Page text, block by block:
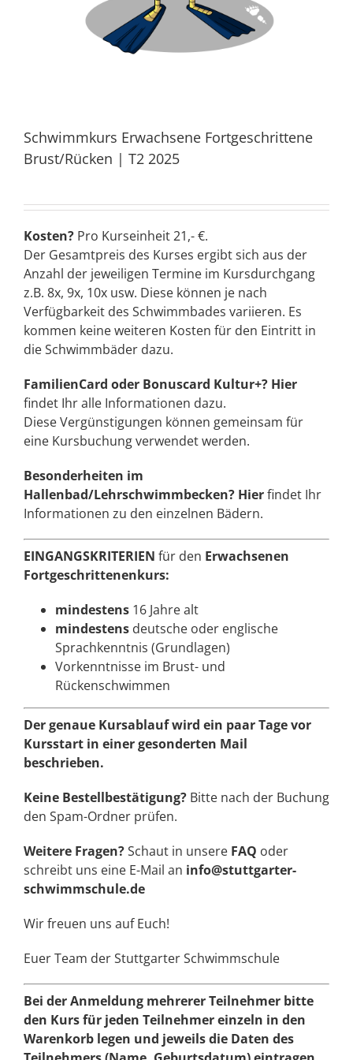
Schwimmkurs Erwachsene Fortgeschrittene
Brust/Rücken | T2 2025
Kosten? Pro Kurseinheit 21,- €.
Der Gesamtpreis des Kurses ergibt sich aus der
Anzahl der jeweiligen Termine im Kursdurchgang
z.B. 8x, 9x, 10x usw. Diese können je nach
Verfügbarkeit des Schwimmbades variieren. Es
kommen keine weiteren Kosten für den Eintritt in
die Schwimmbäder dazu.
FamilienCard oder Bonuscard Kultur+? Hier
findet Ihr alle Informationen dazu.
Diese Vergünstigungen können gemeinsam für
eine Kursbuchung verwendet werden.
Besonderheiten im
Hallenbad/Lehrschwimmbecken? Hierfindet Ihr
Informationen zu den einzelnen Bädern.
EINGANGSKRITERIEN für den Erwachsenen
Fortgeschrittenenkurs:
mindestens 16 Jahre alt
mindestens deutsche oder englische
Sprachkenntnis (Grundlagen)
Vorkenntnisse im Brust- und
Rückenschwimmen
Der genaue Kursablauf wird ein paar Tage vor
Kursstart in einer gesonderten Mail
beschrieben.
Keine Bestellbestätigung? Bitte nach der Buchung
den Spam-Ordner prüfen.
Weitere Fragen?Schaut in unsere FAQ oder
schreibt uns eine E-Mail an info@stuttgarter-
schwimmschule.de
Wir freuen uns auf Euch!
Euer Team der Stuttgarter Schwimmschule
Bei der Anmeldung mehrerer Teilnehmer bitte
den Kurs für jeden Teilnehmer einzeln in den
Warenkorb legen und jeweils die Daten des